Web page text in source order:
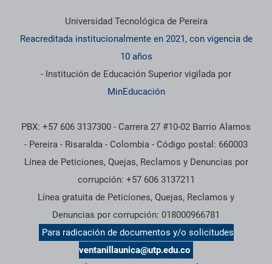
Universidad Tecnológica de Pereira
Reacreditada institucionalmente en 2021, con vigencia de
10 años
- Institución de Educación Superior vigilada por
MinEducación
PBX: +57 606 3137300 - Carrera 27 #10-02 Barrio Alamos
- Pereira - Risaralda - Colombia - Código postal: 660003
Línea de Peticiones, Quejas, Reclamos y Denuncias por
corrupción: +57 606 3137211
Línea gratuita de Peticiones, Quejas, Reclamos y
Denuncias por corrupción: 018000966781
Para radicación de documentos y/o solicitudes
ventanillaunica@utp.edu.co